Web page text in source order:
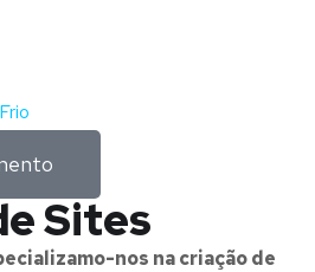
Sites
nos na criação de